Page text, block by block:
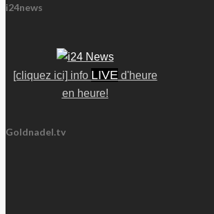
i24news
[cliquez ici] info LIVE d'heure
en heure!
Goldnadel.tv